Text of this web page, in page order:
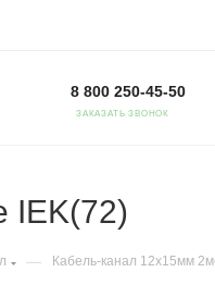
8 800 250-45-50
ЗАКАЗАТЬ ЗВОНОК
IEK(72)
— Кабель-канал 12х15мм